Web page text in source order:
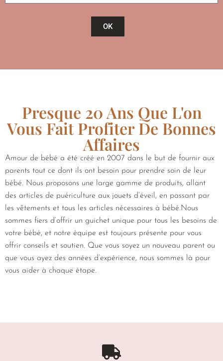
OK
Presque 20 Ans Que L'on
Vous Fait Profiter De Bonnes
Affaires
Amour de bébé a été créé en 2007 dans le but de fournir aux
parents tout ce dont ils ont besoin pour prendre soin de leur
bébé. Nous proposons une large gamme de produits, allant
des articles de puériculture aux jouets d’éveil, en passant par
les vêtements et tous les articles nécessaires à bébé.Nous
sommes fiers d’offrir un guichet unique pour tous les besoins de
votre bébé, et notre équipe est toujours présente pour vous
offrir conseils et soutien. Que vous soyez un nouveau parent ou
que vous ayez des années d’expérience, nous sommes là pour
vous aider à chaque étape.